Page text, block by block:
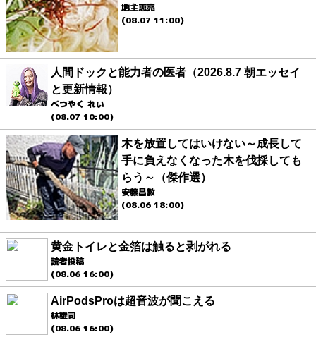
地主恵亮
(08.07 11:00)
人間ドックと能力者の医者（2026.8.7 朝エッセイ
と更新情報）
べつやく れい
(08.07 10:00)
木を放置してはいけない～成長して
手に負えなくなった木を伐採しても
らう～（傑作選）
安藤昌教
(08.06 18:00)
黄金トイレと金箔は触ると剥がれる
読者投稿
(08.06 16:00)
AirPodsProは超音波が聞こえる
林雄司
(08.06 16:00)